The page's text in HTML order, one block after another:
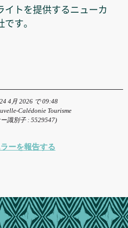
イトを提供するニューカ
す。
4月 2026 で 09:48
Calédonie Tourisme
識別子 : 5529547)
ーを報告する